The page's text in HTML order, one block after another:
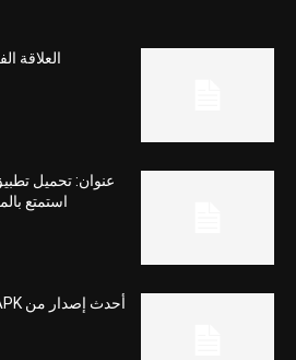
العلاقة
استمتع